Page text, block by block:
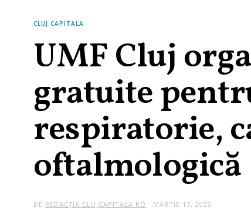
CLUJ CAPITALA
UMF Cluj
gratuite
respiratorie,
oftalmologică
DE REDACȚIA CLUJCAPITALA.RO MARTIE 17, 2023